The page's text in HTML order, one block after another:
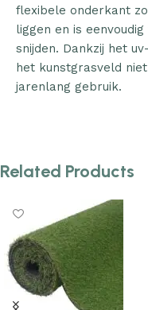
flexibele onderkant
liggen en is
snijden. Dankzij het
het kunstgrasveld
jarenlang gebruik.
Related Products